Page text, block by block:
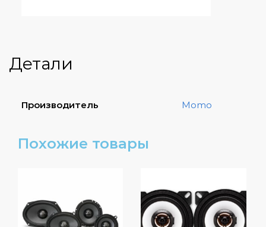
Детали
Производитель Momo
Похожие товары